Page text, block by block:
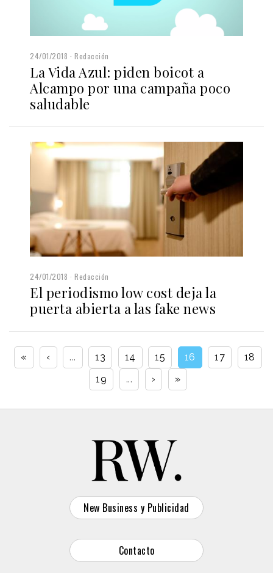
24/01/2018 Redacción
La Vida Azul: piden boicot a
Alcampo por una campaña poco
saludable
24/01/2018 Redacción
El periodismo low cost deja la
puerta abierta a las fake news
« ‹ ... 13 14 15 16 17
18
19
... › »
New Business y Publicidad
Contacto